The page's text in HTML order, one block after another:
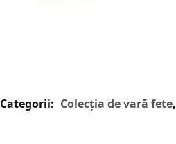
Categorii: Colecția de vară fete,